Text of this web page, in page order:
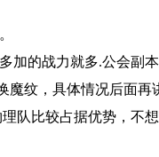
的战力就多.公会副
纹，具体情况后面再
队比较占据优势，不